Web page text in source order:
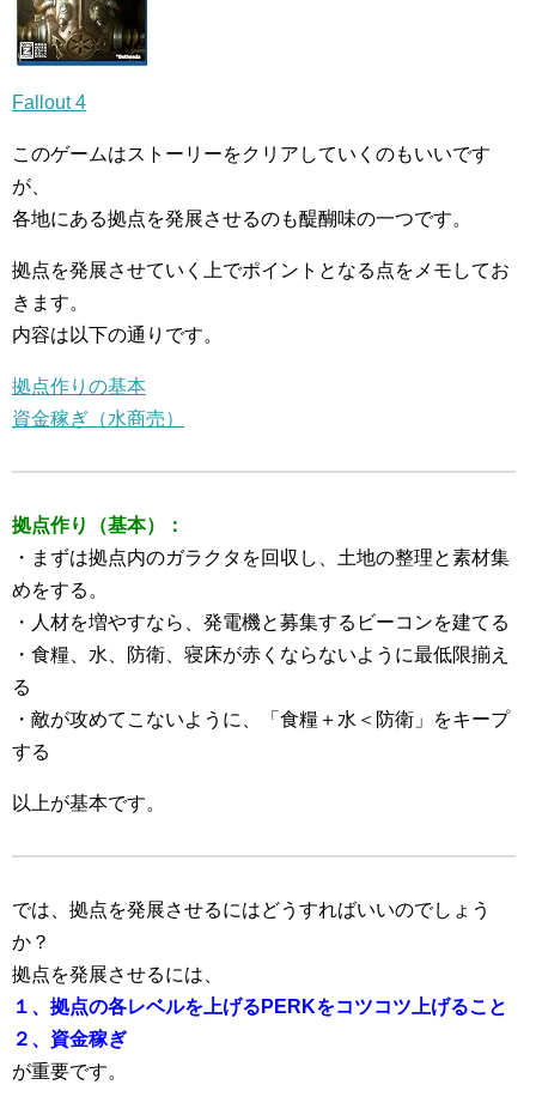
Fallout 4
このゲームはストーリーをクリアしていくのもいいです
が、
各地にある拠点を発展させるのも醍醐味の一つです。
拠点を発展させていく上でポイントとなる点をメモしてお
きます。
内容は以下の通りです。
拠点作りの基本
資金稼ぎ（水商売）
拠点作り（基本）：
・まずは拠点内のガラクタを回収し、土地の整理と素材集
めをする。
・人材を増やすなら、発電機と募集するビーコンを建てる
・食糧、水、防衛、寝床が赤くならないように最低限揃え
る
・敵が攻めてこないように、「食糧＋水＜防衛」をキープ
する
以上が基本です。
では、拠点を発展させるにはどうすればいいのでしょう
か？
拠点を発展させるには、
１、拠点の各レベルを上げるPERKをコツコツ上げること
２、資金稼ぎ
が重要です。